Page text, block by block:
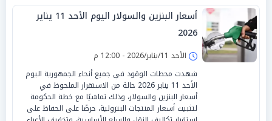
أسعار البنزين والسولار اليوم الأحد 11 يناير
2026
الأحد 11/يناير/2026 - 12:00 م
شهدت محطات الوقود في جميع أنحاء الجمهورية اليوم
الأحد 11 يناير 2026 حالة من الاستقرار الملحوظ في
أسعار البنزين والسولار، وذلك تماشيًا مع خطة الحكومة
لتثبيت أسعار المنتجات البترولية، حرصًا على الحفاظ على